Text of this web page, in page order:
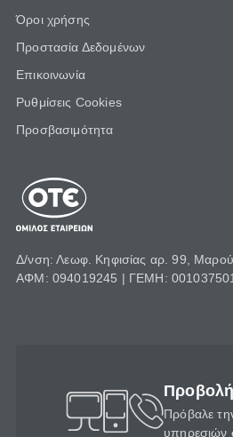
Όροι χρήσης
Προστασία Δεδομένων
Επικοινωνία
Ρυθμίσεις Cookies
Προσβασιμότητα
Δ/νση: Λεωφ. Κηφισίας αρ. 99,
ΑΦΜ: 094019245 | ΓΕΜΗ:
Πρόβαλε
υπηρεσιών